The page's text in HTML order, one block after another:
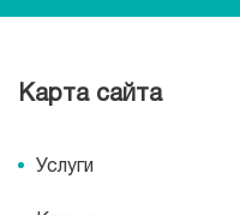
Карта сайта
Услуги